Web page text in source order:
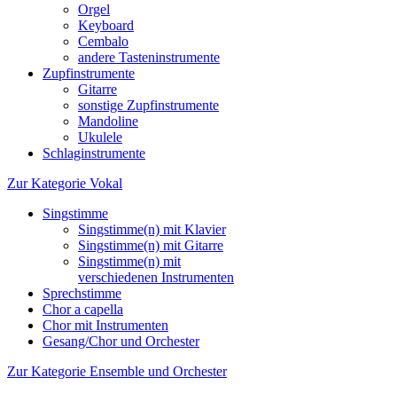
Orgel
Keyboard
Cembalo
andere Tasteninstrumente
Zupfinstrumente
Gitarre
sonstige Zupfinstrumente
Mandoline
Ukulele
Schlaginstrumente
Zur Kategorie Vokal
Singstimme
Singstimme(n) mit Klavier
Singstimme(n) mit Gitarre
Singstimme(n) mit
verschiedenen Instrumenten
Sprechstimme
Chor a capella
Chor mit Instrumenten
Gesang/Chor und Orchester
Zur Kategorie Ensemble und Orchester